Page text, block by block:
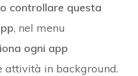
controllare questa
, nel menu
ogni app
attività in background.